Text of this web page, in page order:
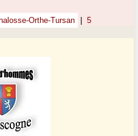
Orthe-Tursan 5